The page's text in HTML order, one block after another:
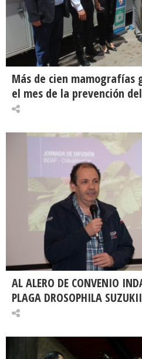
Más de cien
el mes de la prevención
AL ALERO DE CONVENIO
PLAGA DROSOPHILA SUZUKII